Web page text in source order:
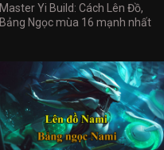
Master Yi Build: Cách Lên Đồ,
Bảng Ngọc mùa 16 mạnh nhất